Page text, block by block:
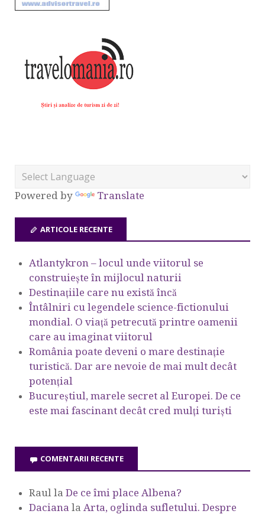
Powered by Translate
ARTICOLE RECENTE
Atlantykron – locul unde viitorul se
construiește în mijlocul naturii
Destinațiile care nu există încă
Întâlniri cu legendele science-fictionului
mondial. O viață petrecută printre oamenii
care au imaginat viitorul
România poate deveni o mare destinație
turistică. Dar are nevoie de mai mult decât
potențial
Bucureștiul, marele secret al Europei. De ce
este mai fascinant decât cred mulți turiști
COMENTARII RECENTE
Raul la De ce îmi place Albena?
Daciana la Arta, oglinda sufletului. Despre